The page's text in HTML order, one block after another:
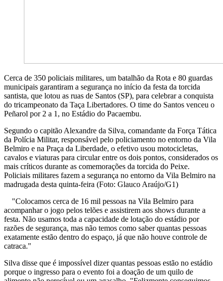
Cerca de 350 policiais militares, um batalhão da Rota e 80 guardas
municipais garantiram a segurança no início da festa da torcida
santista, que lotou as ruas de Santos (SP), para celebrar a conquista
do tricampeonato da Taça Libertadores. O time do Santos venceu o
Peñarol por 2 a 1, no Estádio do Pacaembu.
Segundo o capitão Alexandre da Silva, comandante da Força Tática
da Polícia Militar, responsável pelo policiamento no entorno da Vila
Belmiro e na Praça da Liberdade, o efetivo usou motocicletas,
cavalos e viaturas para circular entre os dois pontos, considerados os
mais críticos durante as comemorações da torcida do Peixe.
Policiais militares fazem a segurança no entorno da Vila Belmiro na
madrugada desta quinta-feira (Foto: Glauco Araújo/G1)
"Colocamos cerca de 16 mil pessoas na Vila Belmiro para
acompanhar o jogo pelos telões e assistirem aos shows durante a
festa. Não usamos toda a capacidade de lotação do estádio por
razões de segurança, mas não temos como saber quantas pessoas
exatamente estão dentro do espaço, já que não houve controle de
catraca."
Silva disse que é impossível dizer quantas pessoas estão no estádio
porque o ingresso para o evento foi a doação de um quilo de